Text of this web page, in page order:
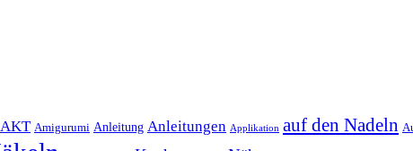
AKT Amigurumi Anleitung Anleitungen Applikation auf den Nadeln